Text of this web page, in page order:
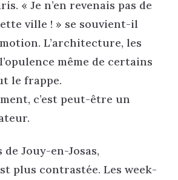
« Je n’en revenais pas de
ville ! » se souvient-il
L’architecture, les
même de certains
le frappe.
c’est peut-être un
Jouy-en-Josas,
plus contrastée. Les week-